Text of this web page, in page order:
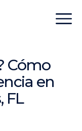
Cómo
en
FL